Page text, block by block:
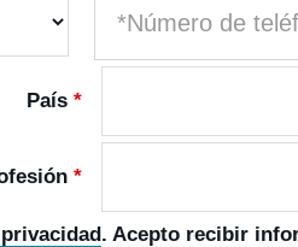
País*
*
. Acepto recibir